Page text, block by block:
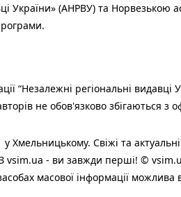
України» (АНРВУ) та Норвезькою
“Незалежні регіональні
не обов'язково збігаються з
Свіжі та
vsim.ua - ви завжди перші! ©
масової інформації